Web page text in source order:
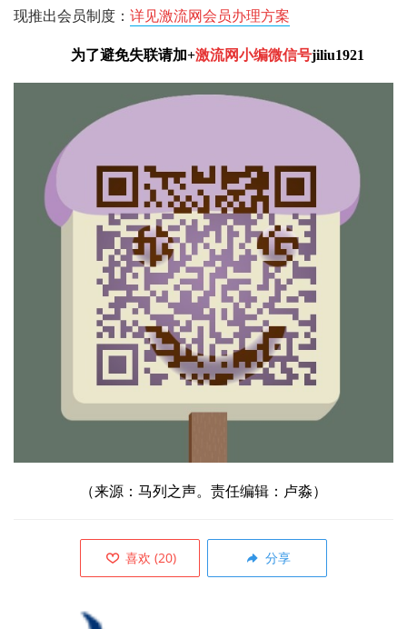
现推出会员制度： 详见激流网会员办理方案
为了避免失联请加+激流网小编微信号jiliu1921
（来源：马列之声。责任编辑：卢淼）
喜欢 (20) 分享